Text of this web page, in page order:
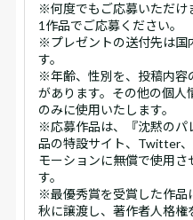
※何度でもご応募いただけ
1作品でご応募ください。
※プレゼントの送付先は国
す。
※年齢、性別を、投稿内容
があります。その他の個人
のみに使用いたします。
※応募作品は、『沈黙のパ
品の特設サイト、Twitter
モーションに無償で使用
す。
※最優秀賞を受賞した作品
秋に譲渡し、著作者人格権